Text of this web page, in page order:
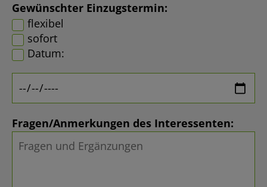
Gewünschter Einzugstermin:
flexibel
sofort
Datum:
Fragen/Anmerkungen des Interessenten: